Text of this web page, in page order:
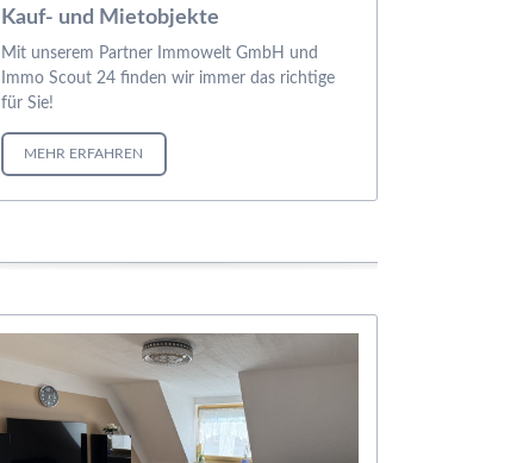
Kauf- und Mietobjekte
Mit unserem Partner Immowelt GmbH und
Immo Scout 24 finden wir immer das richtige
für Sie!
MEHR ERFAHREN